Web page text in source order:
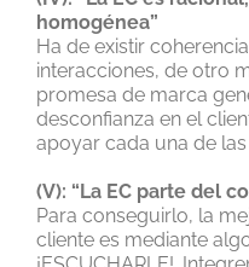
homogénea”
Ha de existir
interacciones, de otro
promesa de marca
desconfianza en el
apoyar cada una de
(V): “La EC parte del
Para conseguirlo, la
cliente es mediante